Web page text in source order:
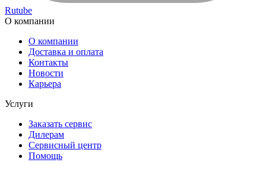
Rutube
О компании
О компании
Доставка и оплата
Контакты
Новости
Карьера
Услуги
Заказать сервис
Дилерам
Сервисный центр
Помощь